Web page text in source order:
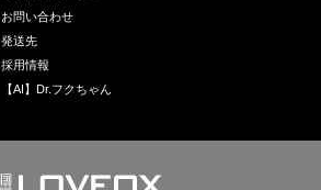
お問い合わせ
発送先
採用情報
【AI】Dr.フクちゃん